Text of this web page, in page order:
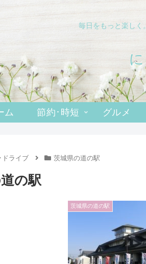
毎日をもっと楽しく
ム 節約･時短 グルメ
ドライブ 茨城県の道の駅
の駅
茨城県の道の駅